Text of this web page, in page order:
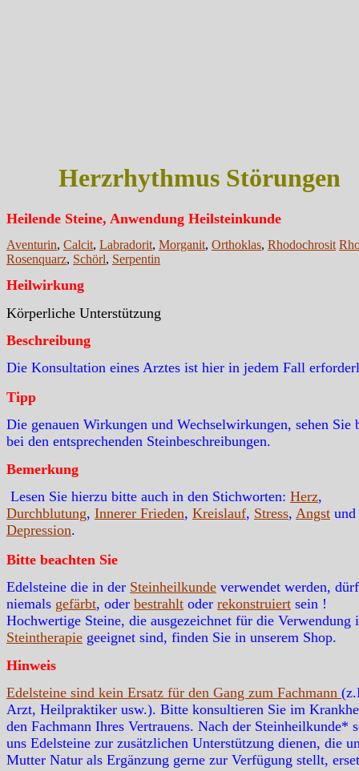
Herzrhythmus Störungen
Heilende Steine, Anwendung Heilsteinkunde
Aventurin, Calcit, Labradorit, Morganit, Orthoklas, Rhodochrosit
Rosenquarz, Schörl, Serpentin
Heilwirkung
Körperliche Unterstützung
Beschreibung
Die Konsultation eines Arztes ist hier in jedem Fall
Tipp
Die genauen Wirkungen und Wechselwirkungen, sehen Sie
bei den entsprechenden Steinbeschreibungen.
Bemerkung
Lesen Sie hierzu bitte auch in den Stichworten: Herz,
Durchblutung, Innerer Frieden, Kreislauf, Stress, Angst und
Depression.
Bitte beachten Sie
Edelsteine die in der Steinheilkunde verwendet werden,
niemals gefärbt, oder bestrahlt oder rekonstruiert sein !
Hochwertige Steine, die ausgezeichnet für die Verwendung
Steintherapie geeignet sind, finden Sie in unserem Shop.
Hinweis
Edelsteine sind kein Ersatz für den Gang zum Fachmann
Arzt, Heilpraktiker usw.). Bitte konsultieren Sie im
den Fachmann Ihres Vertrauens. Nach der Steinheilkunde*
uns Edelsteine zur zusätzlichen Unterstützung dienen, die
Mutter Natur als Ergänzung gerne zur Verfügung stellt,